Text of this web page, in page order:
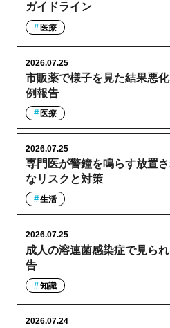
ガイドライン
医療
市販薬で様子を見た結果悪
例報告
2026.07.25
医療
専門医が警鐘を鳴らす放置
なリスクと対策
2026.07.25
生活
成人の溶連菌感染症で見ら
告
2026.07.25
知識
2026.07.24